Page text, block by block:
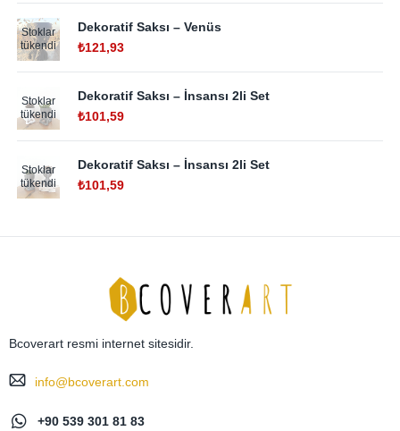
Stoklar
tükendi
Dekoratif Saksı – Venüs
₺121,93
Stoklar
tükendi
Dekoratif Saksı – İnsansı 2li Set
₺101,59
Stoklar
tükendi
Dekoratif Saksı – İnsansı 2li Set
₺101,59
Bcoverart resmi internet sitesidir.
info@bcoverart.com
+90 539 301 81 83